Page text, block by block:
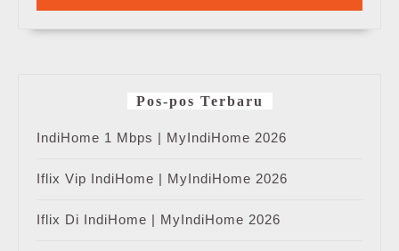
Pos-pos Terbaru
IndiHome 1 Mbps | MyIndiHome 2026
Iflix Vip IndiHome | MyIndiHome 2026
Iflix Di IndiHome | MyIndiHome 2026